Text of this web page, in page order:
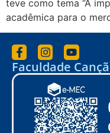
teve como tema “A
acadêmica para o
Faculdade